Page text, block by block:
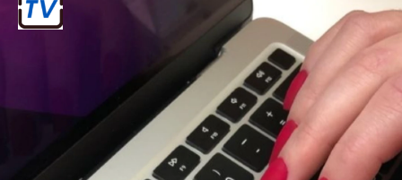
नेल एक्सटेंशन को बनाए रखने के लिए विशेष
देखभाल की आवश्यकता होती है, जैसे कि उन्हें
सूखा रखना और उन्हें पानी से बचाना।